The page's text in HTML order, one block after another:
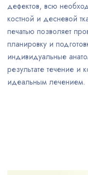
дефектов, всю
костной и десневой
печатью позволяет
планировку и
индивидуальные
результате течение и
идеальным лечением.